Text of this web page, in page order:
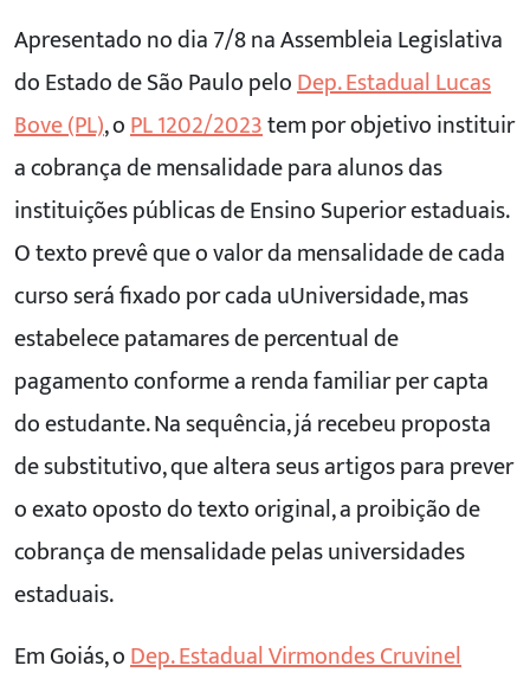
Apresentado no dia 7/8 na Assembleia Legislativa
do Estado de São Paulo peloDep. Estadual Lucas
Bove (PL), oPL 1202/2023tem por objetivo instituir
a cobrança de mensalidade para alunos das
instituições públicas de Ensino Superior estaduais.
O texto prevê que o valor da mensalidade de cada
curso será fixado por cada uUniversidade, mas
estabelece patamares de percentual de
pagamento conforme a renda familiar per capta
do estudante. Na sequência, já recebeu proposta
de substitutivo, que altera seus artigos para prever
o exato oposto do texto original, a proibição de
cobrança de mensalidade pelas universidades
estaduais.
Em Goiás, oDep. Estadual Virmondes Cruvinel